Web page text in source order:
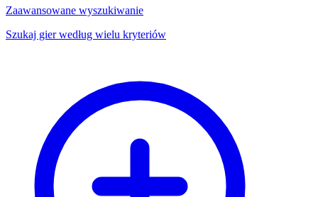
Zaawansowane wyszukiwanie
Szukaj gier według wielu kryteriów